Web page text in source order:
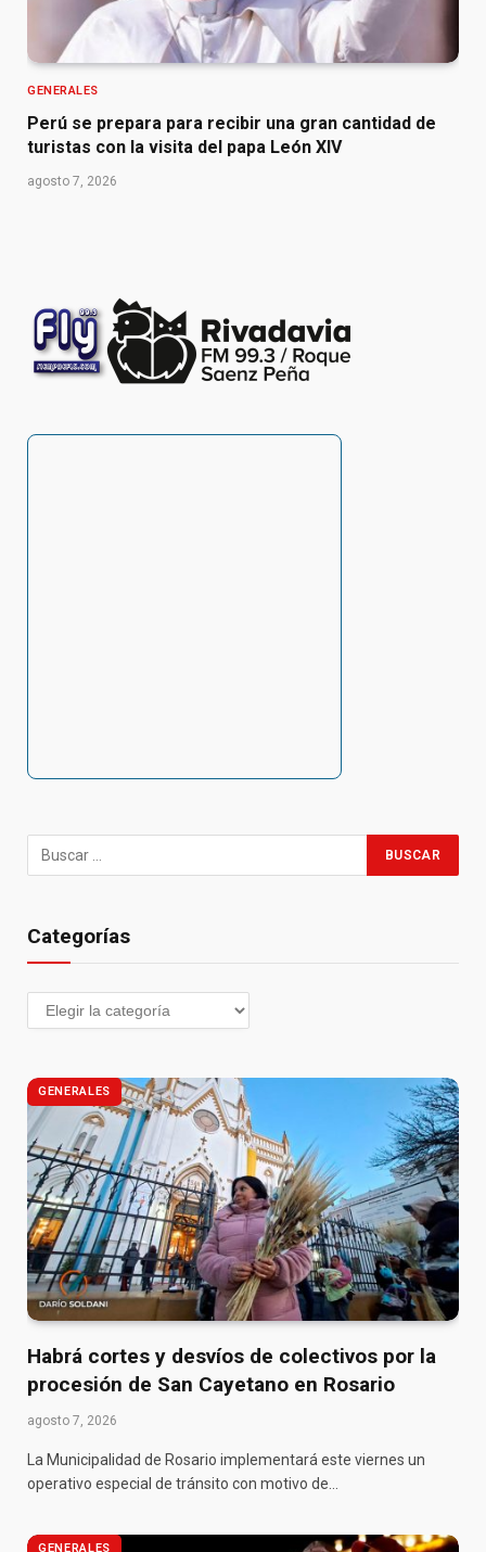
GENERALES
Perú se prepara para recibir una gran cantidad de
turistas con la visita del papa León XIV
agosto 7, 2026
Categorías
GENERALES
Habrá cortes y desvíos de colectivos por la
procesión de San Cayetano en Rosario
agosto 7, 2026
La Municipalidad de Rosario implementará este viernes un
operativo especial de tránsito con motivo de…
GENERALES